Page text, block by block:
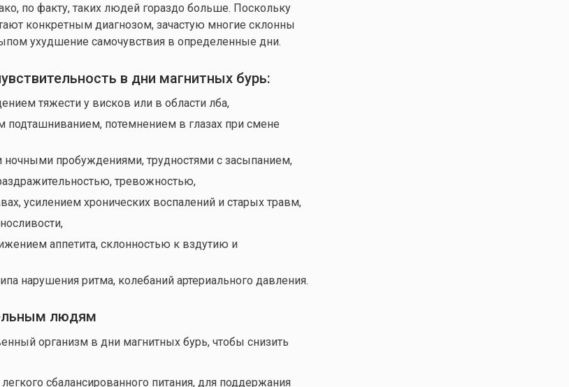
по факту, таких людей гораздо больше. Поскольку
конкретным диагнозом, зачастую многие склонны
ухудшение самочувствия в определенные дни.
в дни магнитных бурь:
тяжести у висков или в области лба,
подташниванием, потемнением в глазах при смене
пробуждениями, трудностями с засыпанием,
тревожностью,
усилением хронических воспалений и старых травм,
аппетита, склонностью к вздутию и
нарушения ритма, колебаний артериального давления.
людям
организм в дни магнитных бурь, чтобы снизить
сбалансированного питания, для поддержания